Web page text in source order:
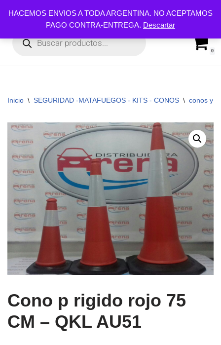
HACEMOS ENVIOS A TODA ARGENTINA. NO ACEPTAMOS
PAGO CONTRA-ENTREGA. Descartar
al
contenido
0
Inicio \ SEGURIDAD -MATAFUEGOS - KITS - CONOS \ conos y
Cono p rigido rojo 75
CM – QKL AU51